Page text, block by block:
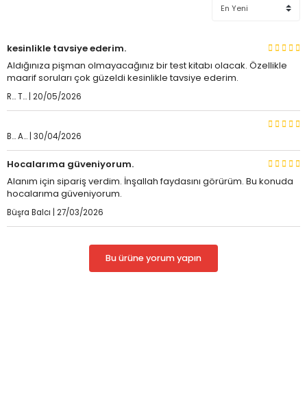
kesinlikle tavsiye ederim.
Aldığınıza pişman olmayacağınız bir test kitabı olacak. Özellikle
maarif soruları çok güzeldi kesinlikle tavsiye ederim.
R... T... | 20/05/2026
B... A... | 30/04/2026
Hocalarıma güveniyorum.
Alanım için sipariş verdim. İnşallah faydasını görürüm. Bu konuda
hocalarıma güveniyorum.
Büşra Balcı | 27/03/2026
Bu ürüne yorum yapın